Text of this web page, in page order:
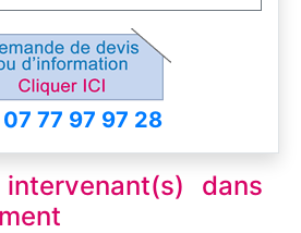
07 77 97 97 28
dans